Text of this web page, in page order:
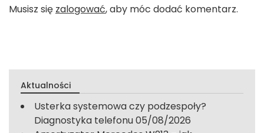
Musisz się zalogować, aby móc dodać komentarz.
Aktualności
Usterka systemowa czy podzespoły?
Diagnostyka telefonu05/08/2026